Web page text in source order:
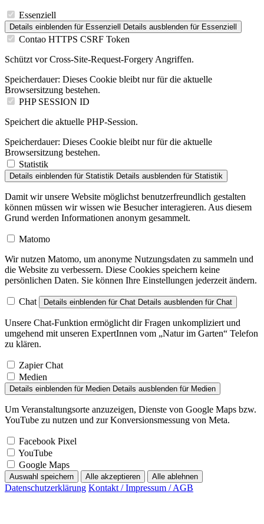
Essenziell
Details einblenden für Essenziell Details ausblenden für Essenziell
Contao HTTPS CSRF Token
Schützt vor Cross-Site-Request-Forgery Angriffen.
Speicherdauer: Dieses Cookie bleibt nur für die aktuelle
Browsersitzung bestehen.
PHP SESSION ID
Speichert die aktuelle PHP-Session.
Speicherdauer: Dieses Cookie bleibt nur für die aktuelle
Browsersitzung bestehen.
Statistik
Details einblenden für Statistik Details ausblenden für Statistik
Damit wir unsere Website möglichst benutzerfreundlich gestalten
können müssen wir wissen wie Besucher interagieren. Aus diesem
Grund werden Informationen anonym gesammelt.
Matomo
Wir nutzen Matomo, um anonyme Nutzungsdaten zu sammeln und
die Website zu verbessern. Diese Cookies speichern keine
persönlichen Daten. Sie können Ihre Einstellungen jederzeit ändern.
Chat Details einblenden für Chat Details ausblenden für Chat
Unsere Chat-Funktion ermöglicht dir Fragen unkompliziert und
umgehend mit unseren ExpertInnen vom „Natur im Garten“ Telefon
zu klären.
Zapier Chat
Medien
Details einblenden für Medien Details ausblenden für Medien
Um Veranstaltungsorte anzuzeigen, Dienste von Google Maps bzw.
YouTube zu nutzen und zur Konversionsmessung von Meta.
Facebook Pixel
YouTube
Google Maps
Auswahl speichern Alle akzeptieren Alle ablehnen
Datenschutzerklärung Kontakt / Impressum / AGB